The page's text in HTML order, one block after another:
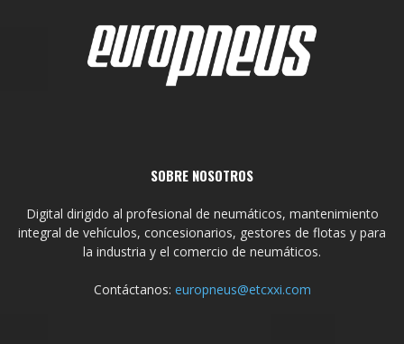
SOBRE NOSOTROS
Digital dirigido al profesional de neumáticos, mantenimiento
integral de vehículos, concesionarios, gestores de flotas y para
la industria y el comercio de neumáticos.
Contáctanos: europneus@etcxxi.com